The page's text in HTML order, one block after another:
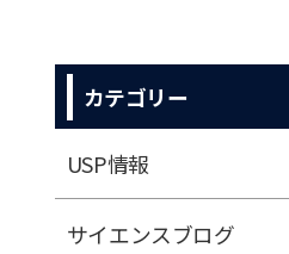
カテゴリー
USP情報
サイエンスブログ